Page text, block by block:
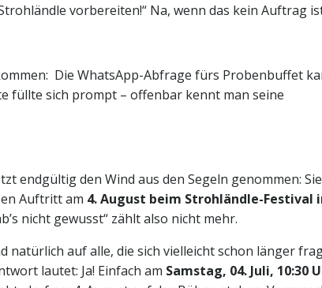
vorbereiten!“ Na, wenn das kein Auftrag
Die WhatsApp-Abfrage fürs Probenbuffet
füllte sich prompt – offenbar kennt man seine
endgültig den Wind aus den Segeln genommen:
Auftritt am 4. August beim Strohländle-Festival
nicht gewusst“ zählt also nicht mehr.
auf alle, die sich vielleicht schon länger
lautet: Ja! Einfach am Samstag, 04. Juli, 10:30